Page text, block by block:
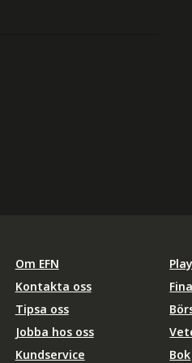
Om EFN
Kontakta oss
Tipsa oss
Jobba hos oss
Kundservice
Play
Bok